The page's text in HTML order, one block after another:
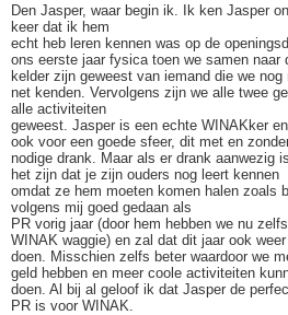
Den Jasper, waar begin ik. Ik ken Jasper
keer dat ik hem
echt heb leren kennen was op de
ons eerste jaar fysica toen we samen naar
kelder zijn geweest van iemand die we nog
net kenden. Vervolgens zijn we alle twee
alle activiteiten
geweest. Jasper is een echte WINAKker
ook voor een goede sfeer, dit met en
nodige drank. Maar als er drank aanwezig
het zijn dat je zijn ouders nog leert kennen
omdat ze hem moeten komen halen zoals
volgens mij goed gedaan als
PR vorig jaar (door hem hebben we nu
WINAK waggie) en zal dat dit jaar ook weer
doen. Misschien zelfs beter waardoor we
geld hebben en meer coole activiteiten
doen. Al bij al geloof ik dat Jasper de
PR is voor WINAK.